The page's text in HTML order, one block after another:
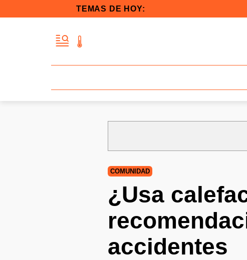
TEMAS DE HOY:
COMUNIDAD
¿Usa
accidentes